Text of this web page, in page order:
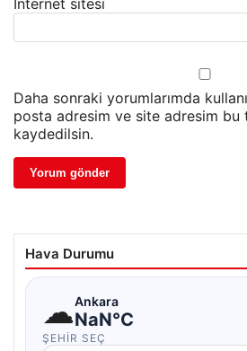
İnternet sitesi
Daha sonraki yorumlarımda
posta adresim ve site adresim bu
kaydedilsin.
Hava Durumu
☁Ankara
NaN°C
ŞEHIR SEÇ